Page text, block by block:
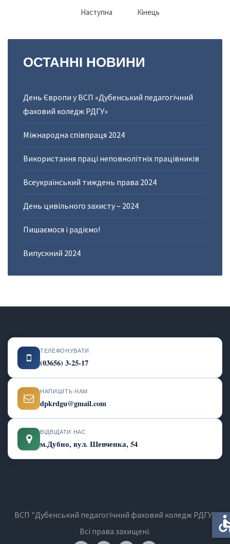
Наступна Кінець
ОСТАННІ НОВИНИ
День Європи у ВСП «Дубенський педагогічний
фаховий коледж РДГУ»
Міжнародна співпраця 2024
Використання праці неповнолітніх працівників
Всеукраїнський тиждень права 2024
День цивільного захисту – 2024
Пишаємося і радіємо!
Випускний 2024
ТЕЛЕФОНУВАТИ
(03656) 3-25-17
НАПИШІТЬ НАМ
dpkrdgu@gmail.com
ВІДВІДАТИ НАС
м.Дубно, вул. Шевченка, 54
ВСП "Дубенський педагогічний фаховий коледж РДГУ"
Всі права захищені.